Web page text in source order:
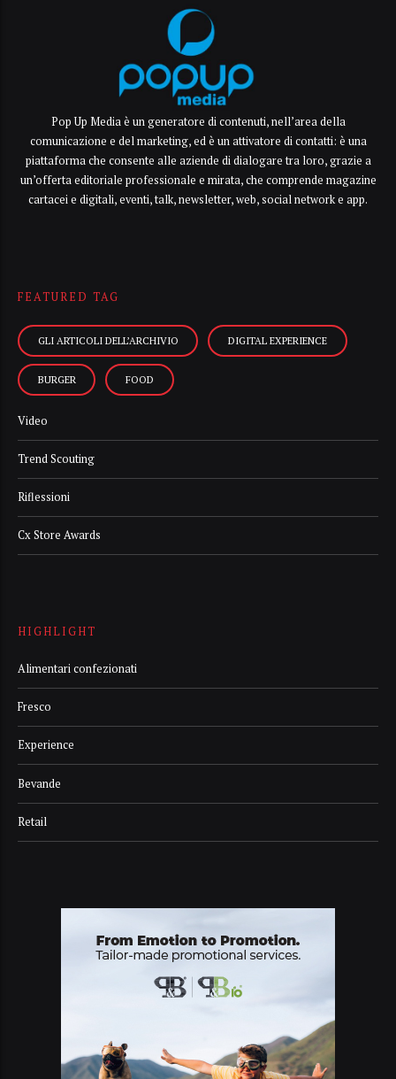
Pop Up Media è un generatore di contenuti, nell’area della
comunicazione e del marketing, ed è un attivatore di contatti: è una
piattaforma che consente alle aziende di dialogare tra loro, grazie a
un’offerta editoriale professionale e mirata, che comprende magazine
cartacei e digitali, eventi, talk, newsletter, web, social network e app.
FEATURED TAG
GLI ARTICOLI DELL’ARCHIVIO DIGITAL EXPERIENCE
BURGER FOOD
Video
Trend Scouting
Riflessioni
Cx Store Awards
HIGHLIGHT
Alimentari confezionati
Fresco
Experience
Bevande
Retail